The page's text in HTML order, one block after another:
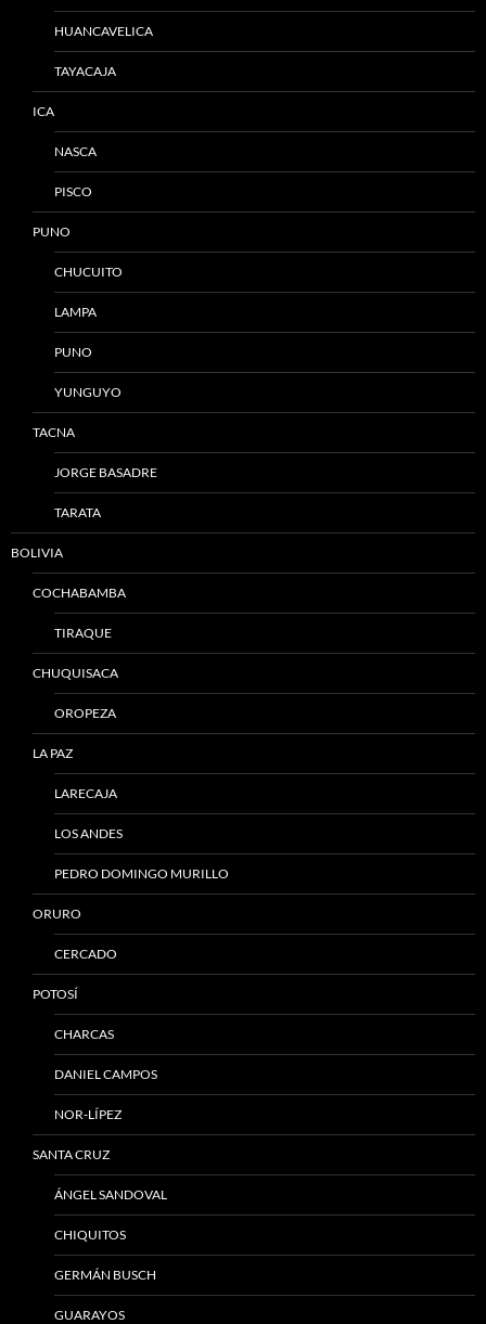
HUANCAVELICA
TAYACAJA
ICA
NASCA
PISCO
PUNO
CHUCUITO
LAMPA
PUNO
YUNGUYO
TACNA
JORGE BASADRE
TARATA
BOLIVIA
COCHABAMBA
TIRAQUE
CHUQUISACA
OROPEZA
LA PAZ
LARECAJA
LOS ANDES
PEDRO DOMINGO MURILLO
ORURO
CERCADO
POTOSÍ
CHARCAS
DANIEL CAMPOS
NOR-LÍPEZ
SANTA CRUZ
ÁNGEL SANDOVAL
CHIQUITOS
GERMÁN BUSCH
GUARAYOS